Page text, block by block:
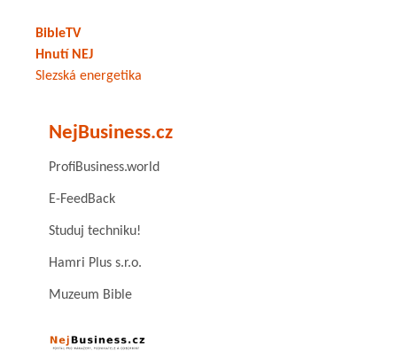
BibleTV
Hnutí NEJ
Slezská energetika
NejBusiness.cz
ProfiBusiness.world
E-FeedBack
Studuj techniku!
Hamri Plus s.r.o.
Muzeum Bible